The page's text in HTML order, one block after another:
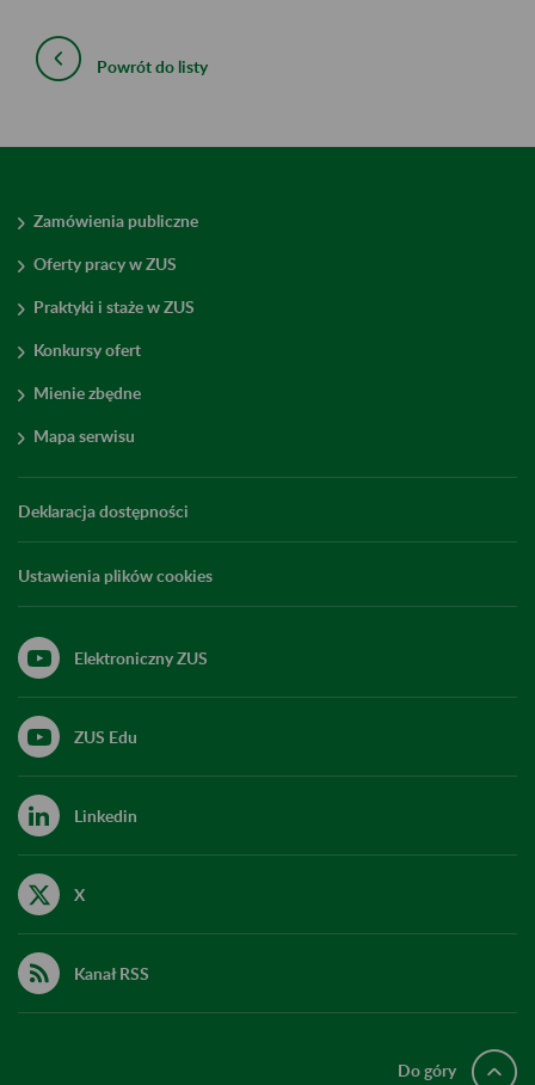
Powrót do listy
Zamówienia publiczne
Oferty pracy w ZUS
Praktyki i staże w ZUS
Konkursy ofert
Mienie zbędne
Mapa serwisu
Deklaracja dostępności
Ustawienia plików cookies
Elektroniczny ZUS
ZUS Edu
Linkedin
X
Kanał RSS
Do góry